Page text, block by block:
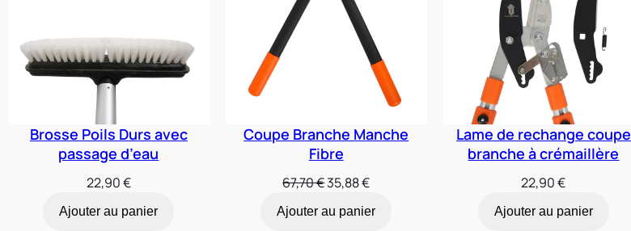
Brosse Poils Durs avec
passage d’eau
22,90€
Ajouter au panier
Coupe Branche Manche
Fibre
67,70€Le
initial
35,88€Le
actuel
Ajouter au panier
Lame de rechange coupe
branche à crémaillère
22,90€
Ajouter au panier